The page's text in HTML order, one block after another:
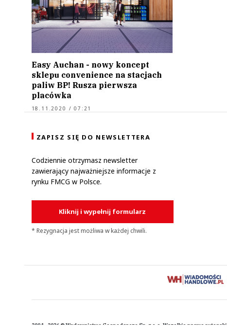
Easy Auchan - nowy koncept
sklepu convenience na stacjach
paliw BP! Rusza pierwsza
placówka
18.11.2020 / 07:21
ZAPISZ SIĘ DO NEWSLETTERA
Codziennie otrzymasz newsletter
zawierający najważniejsze informacje z
rynku FMCG w Polsce.
Kliknij i wypełnij formularz
* Rezygnacja jest możliwa w każdej chwili.
2004 - 2026 © Wydawnictwo Gospodarcze Sp. z o.o. Wszelkie prawa